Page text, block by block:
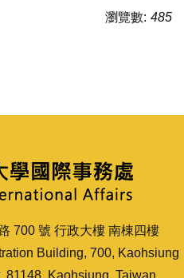
瀏覽數: 485
700 號 行政大樓 南棟四樓
Building, 700, Kaohsiung